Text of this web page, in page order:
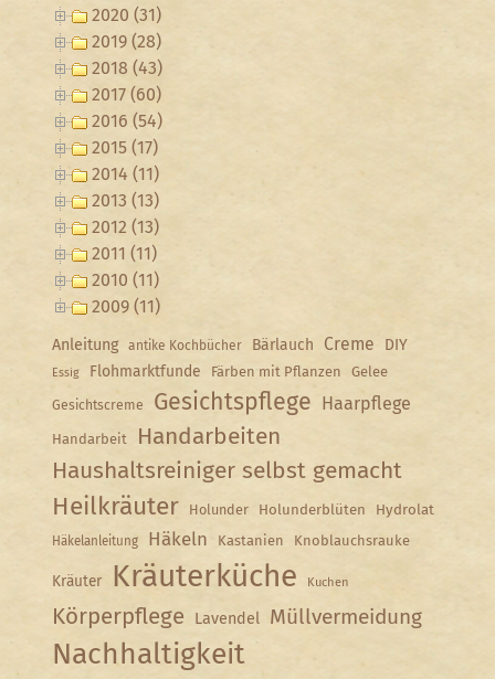
2020 (31)
2019 (28)
2018 (43)
2017 (60)
2016 (54)
2015 (17)
2014 (11)
2013 (13)
2012 (13)
2011 (11)
2010 (11)
2009 (11)
Anleitung antike Kochbücher Bärlauch Creme DIY
Essig Flohmarktfunde Färben mit Pflanzen Gelee
Gesichtscreme Gesichtspflege Haarpflege
Handarbeit
Handarbeiten
Haushaltsreiniger selbst gemacht
Heilkräuter Holunder Holunderblüten Hydrolat
Häkelanleitung Häkeln Kastanien Knoblauchsrauke
Kräuter Kräuterküche Kuchen
Körperpflege Lavendel Müllvermeidung
Nachhaltigkeit